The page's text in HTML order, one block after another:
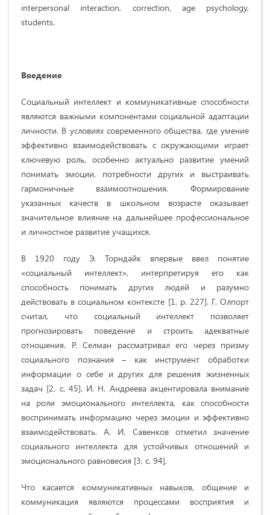
interpersonal interaction, correction, age psychology,
students.
Введение
Социальный интеллект и коммуникативные способности
являются важными компонентами социальной адаптации
личности. В условиях современного общества, где умение
эффективно взаимодействовать с окружающими играет
ключевую роль, особенно актуально развитие умений
понимать эмоции, потребности других и выстраивать
гармоничные взаимоотношения. Формирование
указанных качеств в школьном возрасте оказывает
значительное влияние на дальнейшее профессиональное
и личностное развитие учащихся.
В 1920 году Э. Торндайк впервые ввел понятие
«социальный интеллект», интерпретируя его как
способность понимать других людей и разумно
действовать в социальном контексте [1, p. 227]. Г. Олпорт
считал, что социальный интеллект позволяет
прогнозировать поведение и строить адекватные
отношения. Р. Селман рассматривал его через призму
социального познания – как инструмент обработки
информации о себе и других для решения жизненных
задач [2, с. 45]. И. Н. Андреева акцентировала внимание
на роли эмоционального интеллекта, как способности
воспринимать информацию через эмоции и эффективно
взаимодействовать. А. И. Савенков отметил значение
социального интеллекта для устойчивых отношений и
эмоционального равновесия [3, с. 94].
Что касается коммуникативных навыков, общение и
коммуникация являются процессами восприятия и